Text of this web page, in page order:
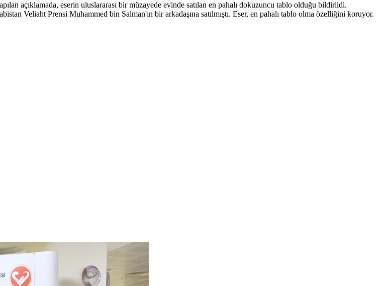
açıklamada, eserin uluslararası bir müzayede evinde satılan en pahalı dokuzuncu tablo olduğu bildirildi.
Veliaht Prensi Muhammed bin Salman'ın bir arkadaşına satılmıştı. Eser, en pahalı tablo olma özelliğini koruyor.